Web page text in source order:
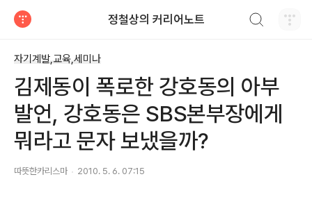
정철상의 커리어노트
자기계발,교육,세미나
김제동이 폭로한 강호동의 아부
발언, 강호동은 SBS본부장에게
뭐라고 문자 보냈을까?
따뜻한카리스마 2010. 5. 6. 07:15